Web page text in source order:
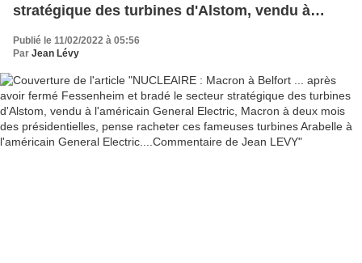
stratégique des turbines d'Alstom, vendu à
l'américain General Electric, Macron à deux
mois des présidentielles, pense racheter ces
General Electric....Commentaire de Jean LEVY
Publié le 11/02/2022 à 05:56
Par Jean Lévy